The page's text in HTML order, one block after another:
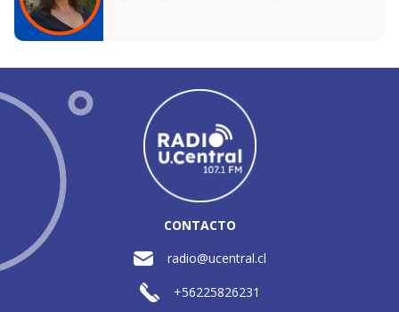
CONTACTO
radio@ucentral.cl
+56225826231